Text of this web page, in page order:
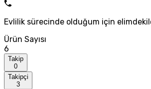
Evlilik sürecinde olduğum için
Ürün Sayısı
6
Takip
0
Takipçi
3